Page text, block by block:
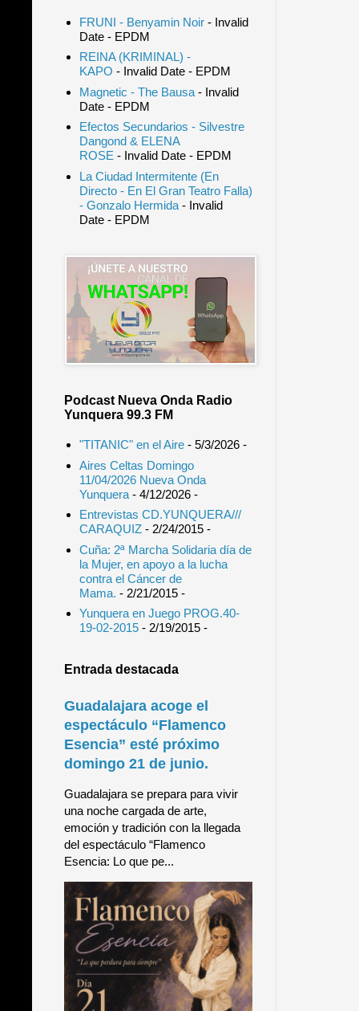
FRUNI - Benyamin Noir- Invalid
Date- EPDM
REINA (KRIMINAL) -
KAPO - Invalid Date- EPDM
Magnetic - The Bausa- Invalid
Date- EPDM
Efectos Secundarios - Silvestre
Dangond & ELENA
ROSE - Invalid Date- EPDM
La Ciudad Intermitente (En
Directo - En El Gran Teatro Falla)
- Gonzalo Hermida- Invalid
Date- EPDM
Podcast Nueva Onda Radio
Yunquera 99.3 FM
"TITANIC" en el Aire- 5/3/2026-
Aires Celtas Domingo
11/04/2026 Nueva Onda
Yunquera- 4/12/2026-
Entrevistas CD.YUNQUERA///
CARAQUIZ- 2/24/2015-
Cuña: 2ª Marcha Solidaria día de
la Mujer, en apoyo a la lucha
contra el Cáncer de
Mama. - 2/21/2015-
Yunquera en Juego PROG.40-
19-02-2015- 2/19/2015-
Entrada destacada
Guadalajara acoge el
espectáculo “Flamenco
Esencia” esté próximo
domingo 21 de junio.
Guadalajara se prepara para vivir
una noche cargada de arte,
emoción y tradición con la llegada
del espectáculo “Flamenco
Esencia: Lo que pe...